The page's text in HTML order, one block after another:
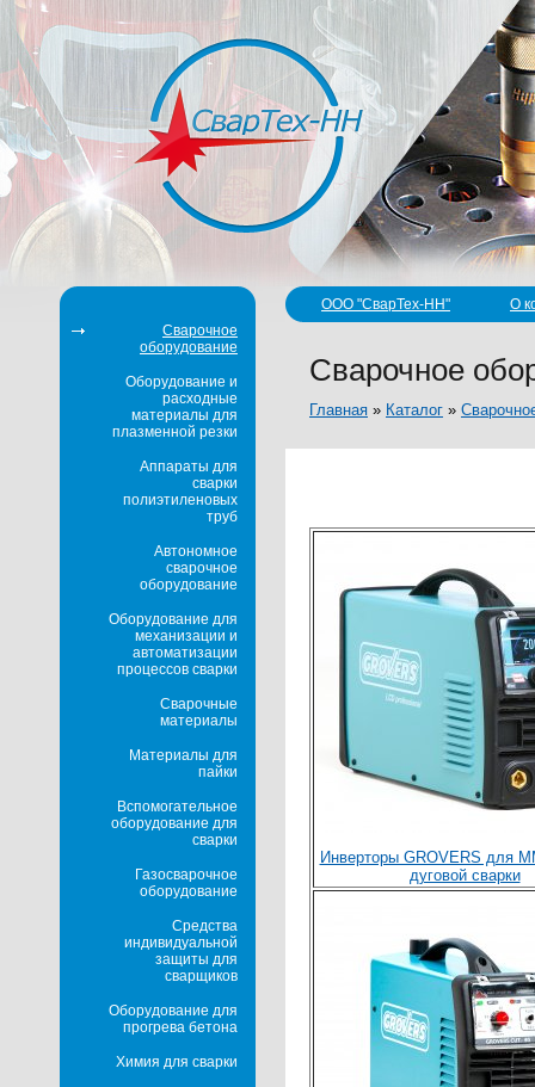
ООО "СварТех-НН" О
Сварочное
Главная » Каталог »
Инверторы GROVERS для
дуговой сварки
Сварочное
оборудование
Оборудование и
расходные
материалы для
плазменной резки
Аппараты для
сварки
полиэтиленовых
труб
Автономное
сварочное
оборудование
Оборудование для
механизации и
автоматизации
процессов сварки
Сварочные
материалы
Материалы для
пайки
Вспомогательное
оборудование для
сварки
Газосварочное
оборудование
Средства
индивидуальной
защиты для
сварщиков
Оборудование для
прогрева бетона
Химия для сварки